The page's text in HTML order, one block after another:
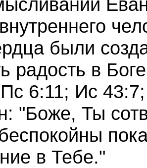
были
радость в
6:11; Ис
"Боже, Ты
в Тебе."